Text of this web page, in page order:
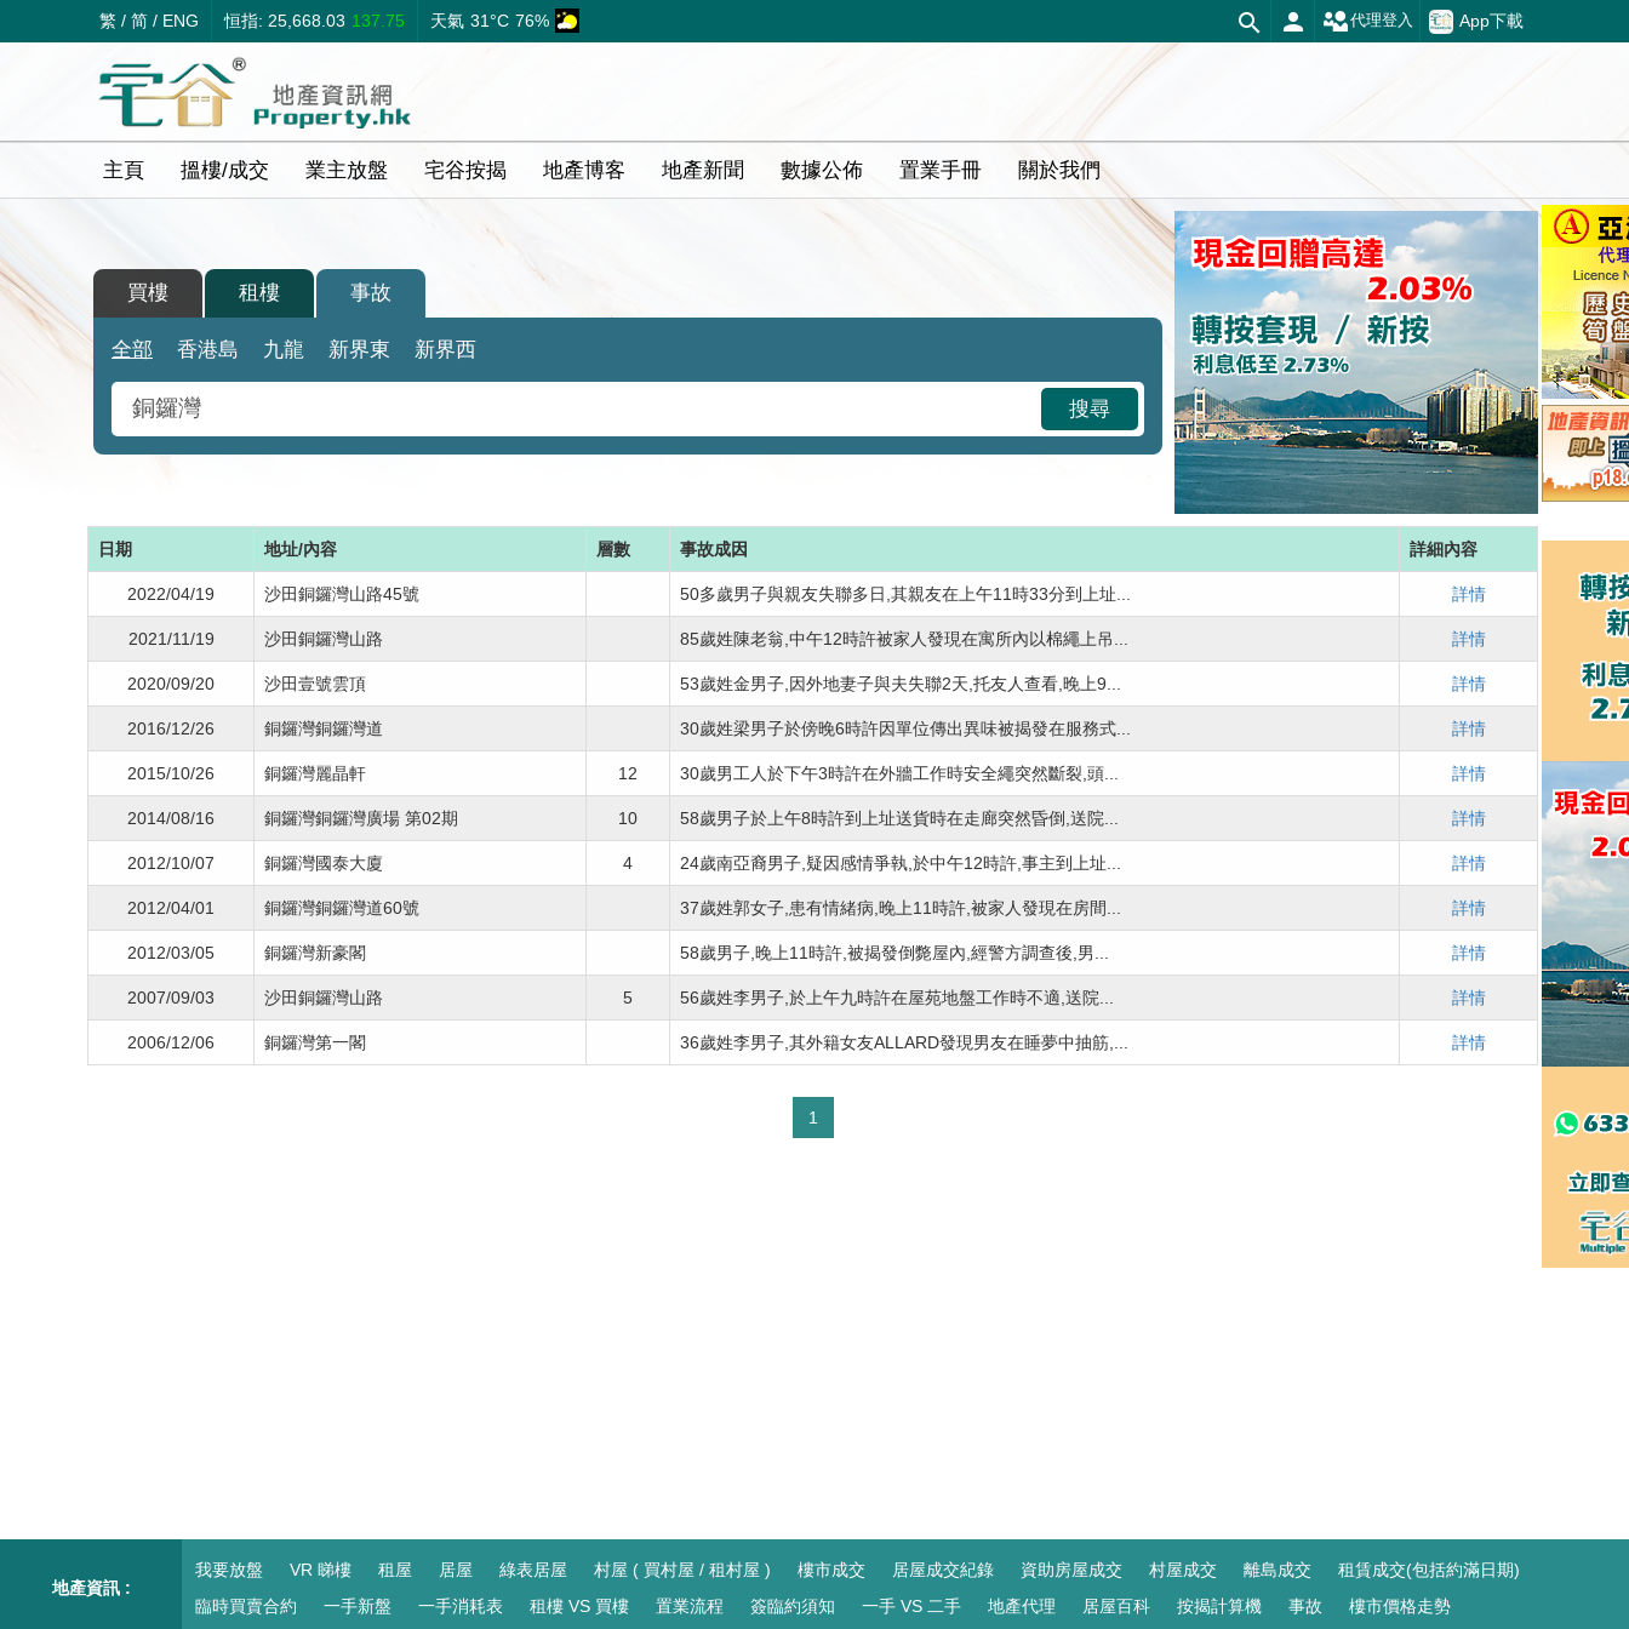
繁 / 简 / ENG 恒指: 25,668.03 137.75 天氣 31°C 76% App下載
代理登入
主頁 搵樓/成交 業主放盤 宅谷按揭 地產博客 地產新聞 數據公佈 置業手冊 關於我們
買樓 租樓 事故
全部 香港島 九龍 新界東 新界西
搜尋
日期 地址/內容 層數 事故成因 詳細內容
2022/04/19 沙田銅鑼灣山路45號 50多歲男子與親友失聯多日,其親友在上午11時33分到上址... 詳情
2021/11/19 沙田銅鑼灣山路 85歲姓陳老翁,中午12時許被家人發現在寓所內以棉繩上吊... 詳情
2020/09/20 沙田壹號雲頂 53歲姓金男子,因外地妻子與夫失聯2天,托友人查看,晚上9... 詳情
2016/12/26 銅鑼灣銅鑼灣道 30歲姓梁男子於傍晚6時許因單位傳出異味被揭發在服務式... 詳情
2015/10/26 銅鑼灣麗晶軒 12 30歲男工人於下午3時許在外牆工作時安全繩突然斷裂,頭... 詳情
2014/08/16 銅鑼灣銅鑼灣廣場 第02期 10 58歲男子於上午8時許到上址送貨時在走廊突然昏倒,送院... 詳情
2012/10/07 銅鑼灣國泰大廈 4 24歲南亞裔男子,疑因感情爭執,於中午12時許,事主到上址... 詳情
2012/04/01 銅鑼灣銅鑼灣道60號 37歲姓郭女子,患有情緒病,晚上11時許,被家人發現在房間... 詳情
2012/03/05 銅鑼灣新豪閣 58歲男子,晚上11時許,被揭發倒斃屋內,經警方調查後,男... 詳情
2007/09/03 沙田銅鑼灣山路 5 56歲姓李男子,於上午九時許在屋苑地盤工作時不適,送院... 詳情
2006/12/06 銅鑼灣第一閣 36歲姓李男子,其外籍女友ALLARD發現男友在睡夢中抽筋,... 詳情
1
地產資訊 :
我要放盤 VR 睇樓 租屋 居屋 綠表居屋 村屋 ( 買村屋 / 租村屋 ) 樓市成交 居屋成交紀錄 資助房屋成交 村屋成交 離島成交
租賃成交(包括約滿日期)
臨時買賣合約
一手新盤 一手消耗表 租樓 VS 買樓 置業流程 簽臨約須知 一手 VS 二手 地產代理 居屋百科 按揭計算機 事故 樓市價格走勢